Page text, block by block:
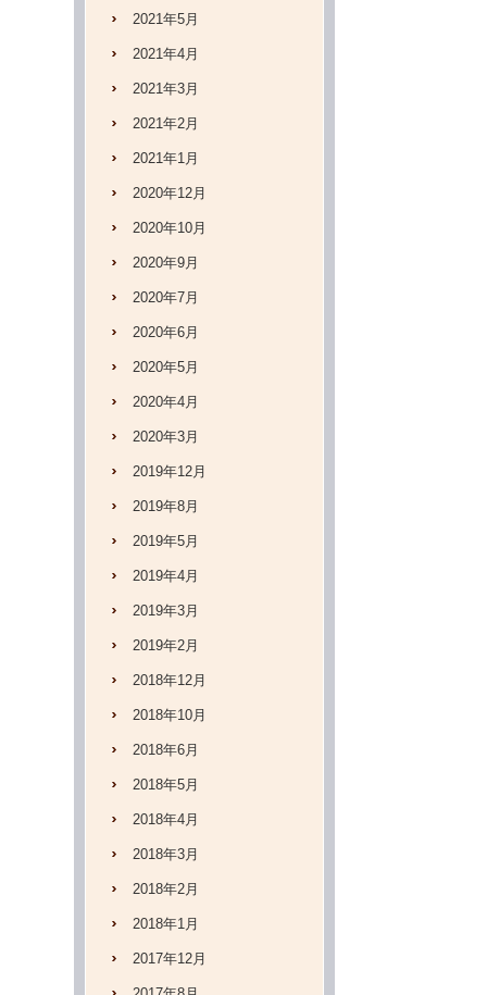
2021年5月
2021年4月
2021年3月
2021年2月
2021年1月
2020年12月
2020年10月
2020年9月
2020年7月
2020年6月
2020年5月
2020年4月
2020年3月
2019年12月
2019年8月
2019年5月
2019年4月
2019年3月
2019年2月
2018年12月
2018年10月
2018年6月
2018年5月
2018年4月
2018年3月
2018年2月
2018年1月
2017年12月